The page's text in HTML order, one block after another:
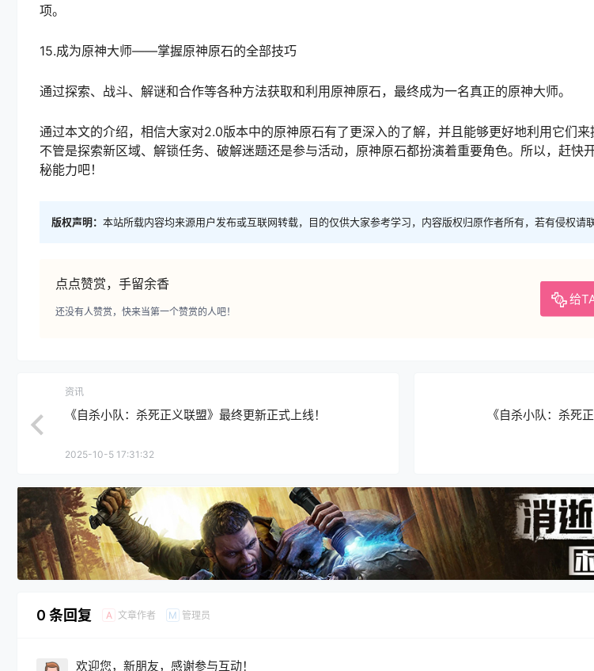
项。
15.成为原神大师——掌握原神原石的全部技巧
通过探索、战斗、解谜和合作等各种方法获取和利用原神原石，最终成为一名真正的原神大师。
通过本文的介绍，相信大家对2.0版本中的原神原石有了更深入的了解，并且能够更好地利用它们来
不管是探索新区域、解锁任务、破解迷题还是参与活动，原神原石都扮演着重要角色。所以，赶快
秘能力吧！
版权声明： 本站所载内容均来源用户发布或互联网转载，目的仅供大家参考学习，内容版权归原作者所有，若有侵权请联
点点赞赏，手留余香
给
还没有人赞赏，快来当第一个赞赏的人吧！
资讯
《自杀小队：杀死正义联盟》最终更新正式上线！
2025-10-5 17:31:32
《自杀小队：杀死
0 条回复 A 文章作者 M 管理员
欢迎您，新朋友，感谢参与互动！